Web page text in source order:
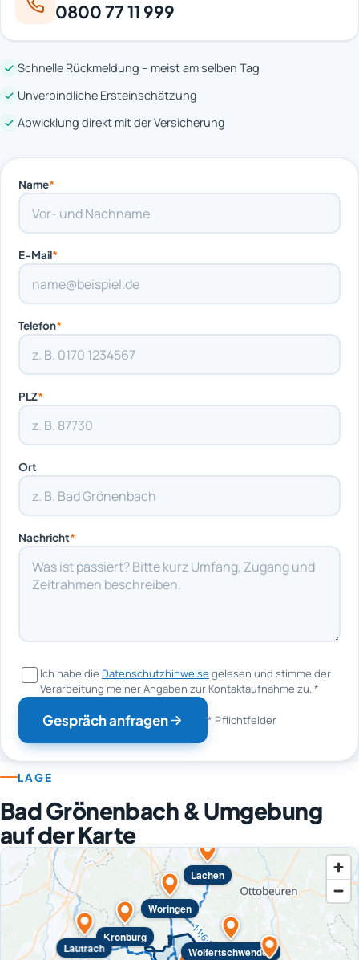
0800 77 11 999
Schnelle Rückmeldung – meist am selben Tag
Unverbindliche Ersteinschätzung
Abwicklung direkt mit der Versicherung
Name*
E-Mail*
Telefon*
PLZ*
Ort
Nachricht*
Ich habe die Datenschutzhinweise gelesen und stimme der
Verarbeitung meiner Angaben zur Kontaktaufnahme zu.*
Gespräch anfragen * Pflichtfelder
LAGE
Bad Grönenbach & Umgebung
auf der Karte
Wolfertschwenden
Woringen
Kronburg
Lachen
Lautrach